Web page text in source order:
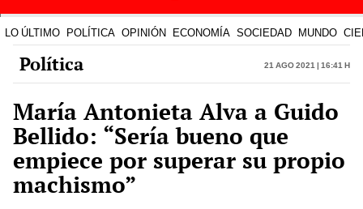
LO ÚLTIMO POLÍTICA OPINIÓN ECONOMÍA SOCIEDAD MUNDO
Política 21 Ago 2021 | 16:41 h
María Antonieta Alva a Guido
Bellido: “Sería bueno que
empiece por superar su propio
machismo”